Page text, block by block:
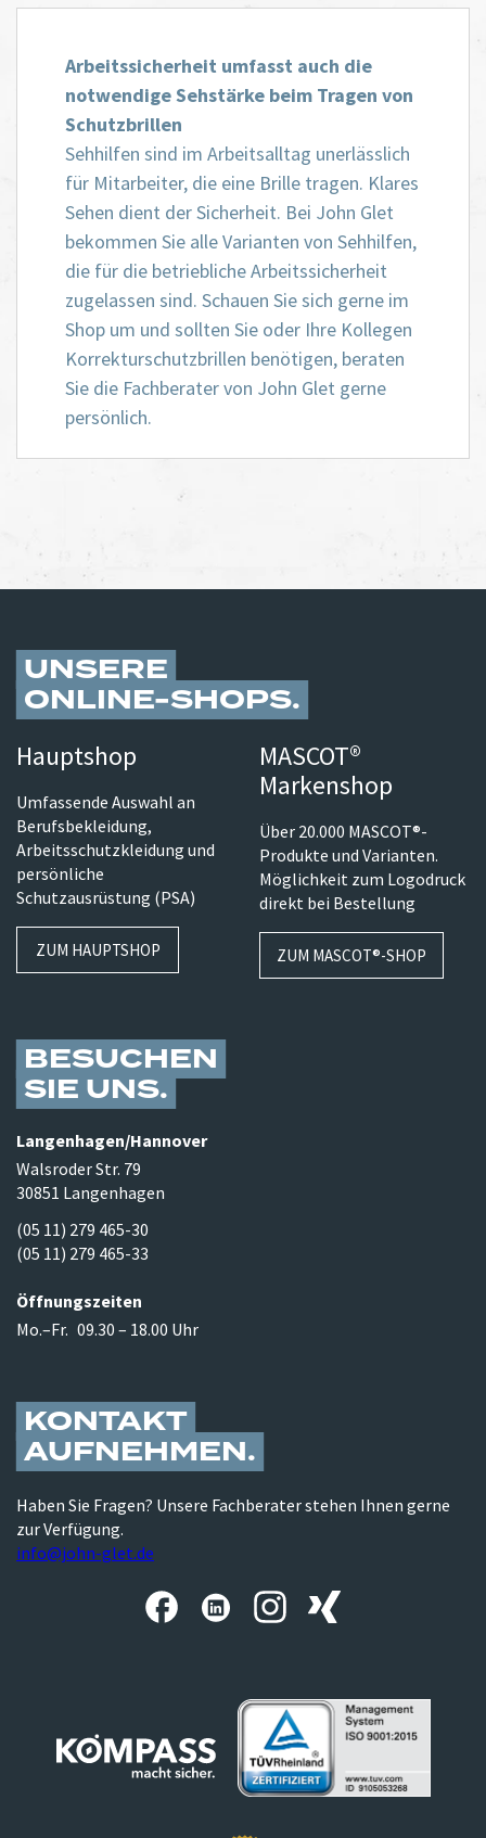
Arbeitssicherheit umfasst auch die
notwendige Sehstärke beim Tragen von
Schutzbrillen
Sehhilfen sind im Arbeitsalltag unerlässlich
für Mitarbeiter, die eine Brille tragen. Klares
Sehen dient der Sicherheit. Bei John Glet
bekommen Sie alle Varianten von Sehhilfen,
die für die betriebliche Arbeitssicherheit
zugelassen sind. Schauen Sie sich gerne im
Shop um und sollten Sie oder Ihre Kollegen
Korrekturschutzbrillen benötigen, beraten
Sie die Fachberater von John Glet gerne
persönlich.
UNSERE
ONLINE-SHOPS
Hauptshop
Umfassende Auswahl an
Berufsbekleidung,
Arbeitsschutzkleidung und
persönliche
Schutzausrüstung (PSA)
ZUM HAUPTSHOP
MASCOT®
Markenshop
Über 20.000 MASCOT®-
Produkte und Varianten.
Möglichkeit zum Logodruck
direkt bei Bestellung
ZUM MASCOT®-SHOP
BESUCHEN
SIE UNS
Langenhagen/​Hannover
Walsroder Str. 79
30851 Langenhagen
(05 11) 279 465-30
(05 11) 279 465-33
Öffnungszeiten
Mo.–Fr. 09.30 – 18.00 Uhr
KONTAKT
AUFNEHMEN
Haben Sie Fragen? Unsere Fachberater stehen Ihnen gerne
zur Verfügung.
info@john-glet.de